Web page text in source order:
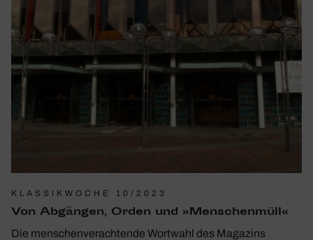
KLASSIKWOCHE 10/2023
Von Abgängen, Orden und »Menschen­müll«
Die menschenverachtende Wortwahl des Magazins